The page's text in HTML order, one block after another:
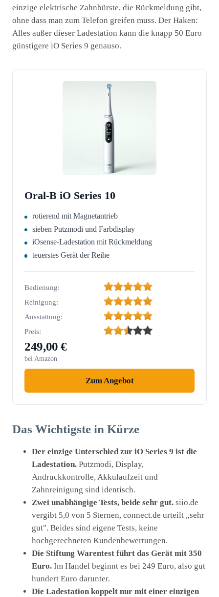
einzige elektrische Zahnbürste, die Rückmeldung gibt,
ohne dass man zum Telefon greifen muss. Der Haken:
Alles außer dieser Ladestation kann die knapp 50 Euro
günstigere iO Series 9 genauso.
Oral-B iO Series 10
rotierend mit Magnetantrieb
sieben Putzmodi und Farbdisplay
iOsense-Ladestation mit Rückmeldung
teuerstes Gerät der Reihe
Bedienung:
Reinigung:
Ausstattung:
Preis:
249,00 €
bei Amazon
Zum Angebot
Das Wichtigste in Kürze
Der einzige Unterschied zur iO Series 9 ist die
Ladestation. Putzmodi, Display,
Andruckkontrolle, Akkulaufzeit und
Zahnreinigung sind identisch.
Zwei unabhängige Tests, beide sehr gut. siio.de
vergibt 5,0 von 5 Sternen, connect.de urteilt „sehr
gut". Beides sind eigene Tests, keine
hochgerechneten Kundenbewertungen.
Die Stiftung Warentest führt das Gerät mit 350
Euro. Im Handel beginnt es bei 249 Euro, also gut
hundert Euro darunter.
Die Ladestation koppelt nur mit einer einzigen